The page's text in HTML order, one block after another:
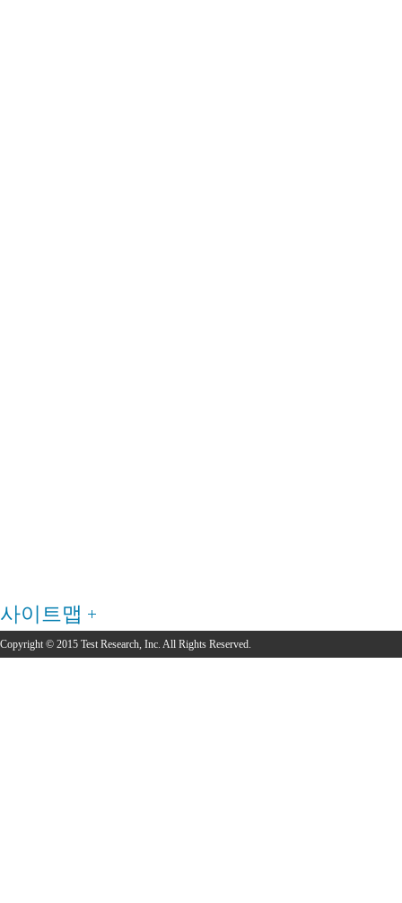
사이트맵
Copyright © 2015 Test Research, Inc. All Rights Reserved.